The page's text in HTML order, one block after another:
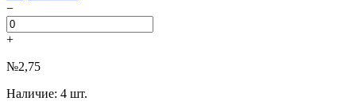
−
+
№2,75
Наличие: 4 шт.